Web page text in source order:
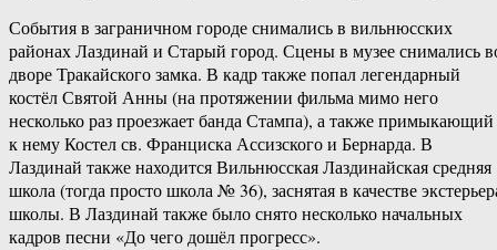
События в заграничном городе снимались в вильнюсских
районах Лаздинай и Старый город. Сцены в музее снимались
дворе Тракайского замка. В кадр также попал легендарный
костёл Святой Анны (на протяжении фильма мимо него
несколько раз проезжает банда Стампа), а также примыкающий
к нему Костел св. Франциска Ассизского и Бернарда. В
Лаздинай также находится Вильнюсская Лаздинайская средняя
школа (тогда просто школа № 36), заснятая в качестве
школы. В Лаздинай также было снято несколько начальных
кадров песни «До чего дошёл прогресс».